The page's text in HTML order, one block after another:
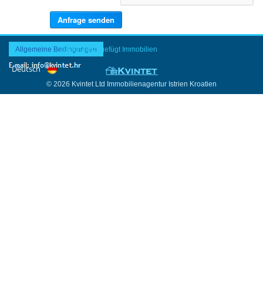
Allgemeine BedingungenZuletzt hinzugefügt Immobilien
© 2026 Kvintet Ltd Immobilienagentur Istrien Kroatien